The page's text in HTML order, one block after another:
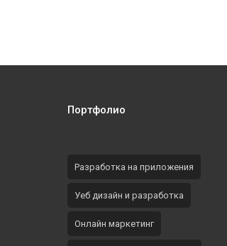
Портфолио
Разработка на приложения
Уеб дизайн и разработка
Онлайн маркетинг